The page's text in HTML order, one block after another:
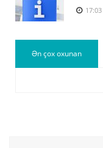
Ən çox oxunan